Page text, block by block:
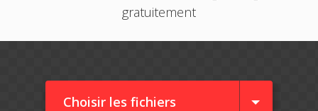
gratuitement
Choisir les fichiers